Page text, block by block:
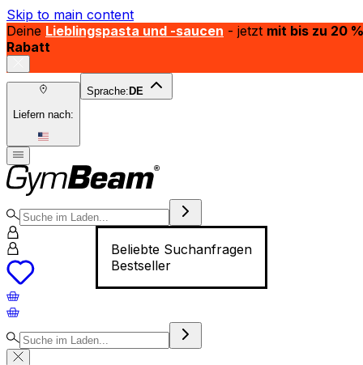
Skip to main content
Deine Lieblingspasta und -saucen - jetzt mit bis zu 20 %
Rabatt
Liefern nach:
Sprache: DE
Beliebte Suchanfragen
Bestseller